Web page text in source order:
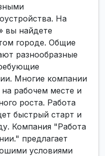
На
вы найдете
городе. Общие
разнообразные
Многие компании
рабочем месте и
роста. Работа
быстрый старт и
Компания "Работа
предлагает
условиями